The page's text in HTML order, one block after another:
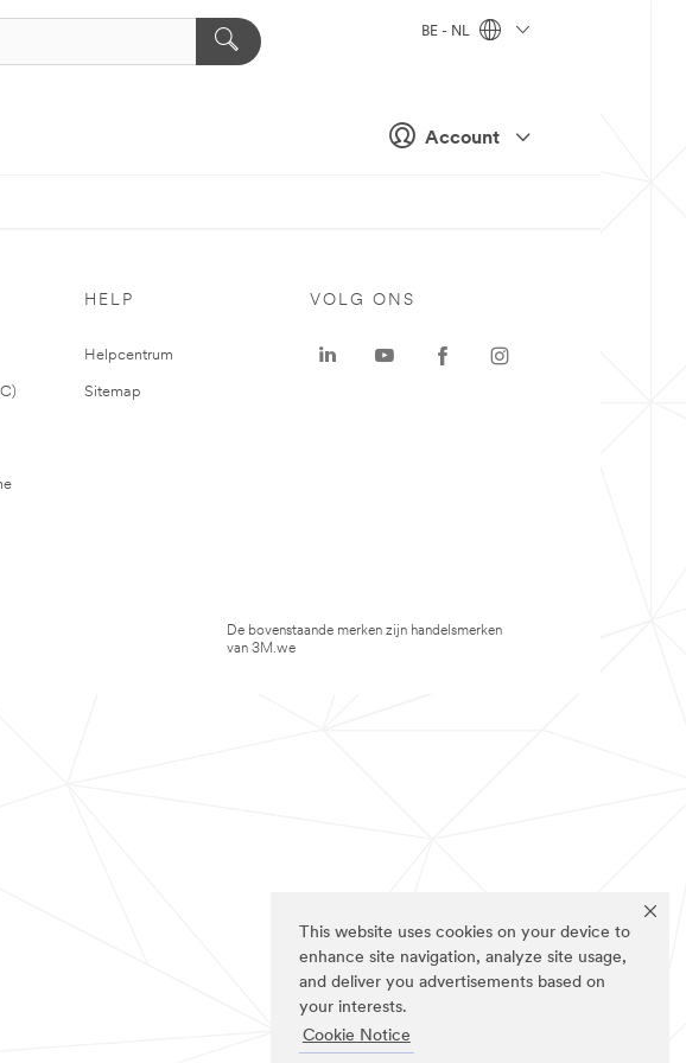
This website uses cookies on your device to
enhance site navigation, analyze site usage,
and deliver you advertisements based on
your interests.
Cookie Notice
Account
BE - NL
HELP
Helpcentrum
Sitemap
VOLG ONS
De bovenstaande merken zijn handelsmerken
van 3M.we